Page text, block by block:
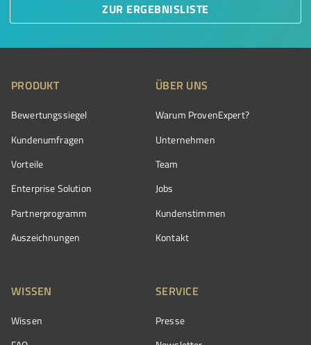
ZUR ERGEBNISLISTE
PRODUKT
Bewertungssiegel
Kundenumfragen
Vorteile
Enterprise Solution
Partnerprogramm
Auszeichnungen
ÜBER UNS
Warum ProvenExpert?
Unternehmen
Team
Jobs
Kundenstimmen
Kontakt
WISSEN
Wissen
SERVICE
Presse